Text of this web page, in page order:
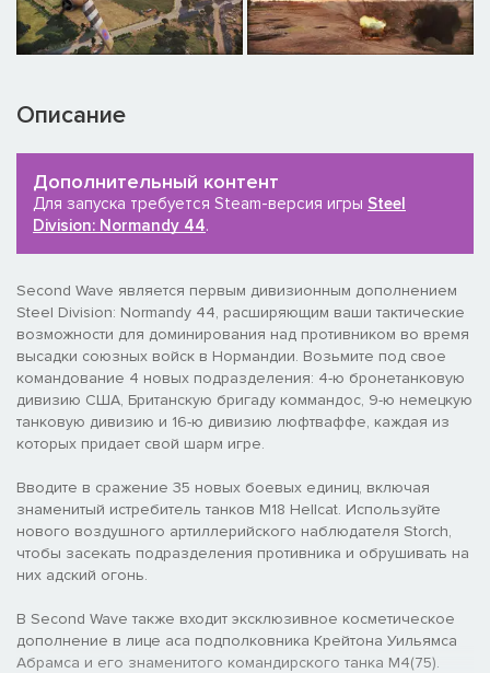
Описание
Дополнительный контент
Для запуска требуется Steam-версия игры Steel
Division: Normandy 44.
Second Wave является первым дивизионным дополнением
Steel Division: Normandy 44, расширяющим ваши тактические
возможности для доминирования над противником во время
высадки союзных войск в Нормандии. Возьмите под свое
командование 4 новых подразделения: 4-ю бронетанковую
дивизию США, Британскую бригаду коммандос, 9-ю немецкую
танковую дивизию и 16-ю дивизию люфтваффе, каждая из
которых придает свой шарм игре.
Вводите в сражение 35 новых боевых единиц, включая
знаменитый истребитель танков M18 Hellcat. Используйте
нового воздушного артиллерийского наблюдателя Storch,
чтобы засекать подразделения противника и обрушивать на
них адский огонь.
В Second Wave также входит эксклюзивное косметическое
дополнение в лице аса подполковника Крейтона Уильямса
Абрамса и его знаменитого командирского танка M4(75).